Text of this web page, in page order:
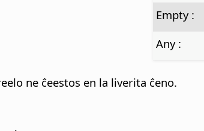
Empty :
Any :
ne ĉeestos en la liverita ĉeno.